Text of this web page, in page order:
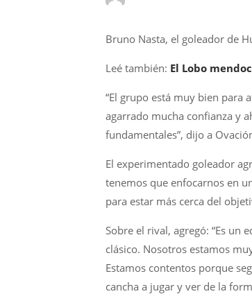
Bruno Nasta, el goleador de
Leé también: El Lobo
“El grupo está muy bien para
agarrado mucha confianza y
fundamentales”, dijo a
El experimentado goleador
tenemos que enfocarnos en
para estar más cerca del
Sobre el rival, agregó: “Es un
clásico. Nosotros estamos
Estamos contentos porque
cancha a jugar y ver de la